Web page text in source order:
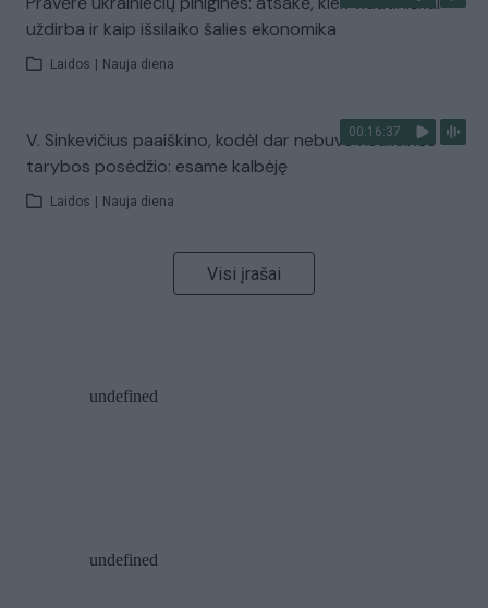
uždirba ir kaip išsilaiko šalies ekonomika
Laidos Nauja diena
00:16:37
V. Sinkevičius paaiškino, kodėl dar nebuvo Koalicinės
tarybos posėdžio: esame kalbėję
Laidos Nauja diena
Visi įrašai